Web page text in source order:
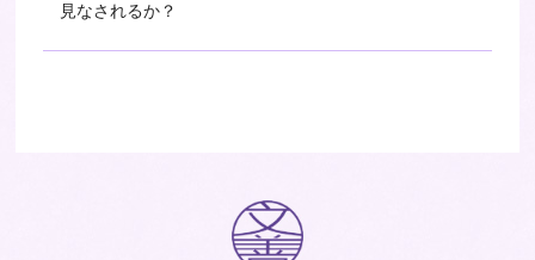
見なされるか？